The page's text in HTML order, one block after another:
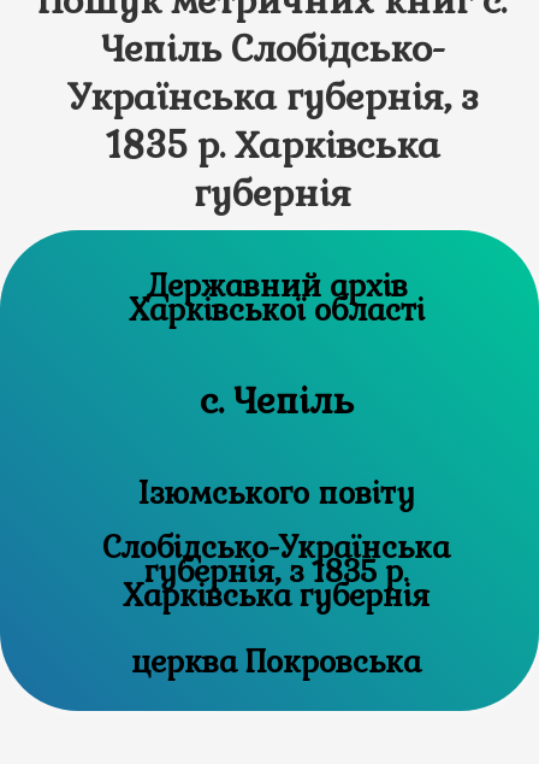
Чепіль Слобідсько-
Українська губернія, з
1835 р. Харківська
губернія
Державний архів
Харківської області
с. Чепіль
Ізюмського повіту
Слобідсько-Українська
губернія, з 1835 р.
Харківська губернія
церква Покровська